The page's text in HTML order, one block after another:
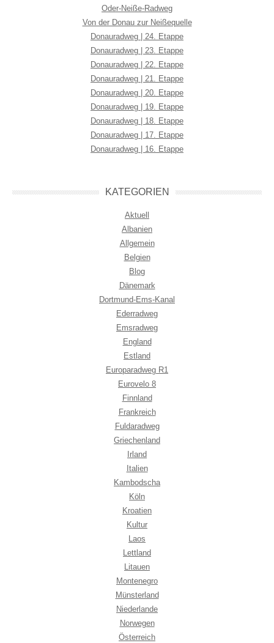
Oder-Neiße-Radweg
Von der Donau zur Neißequelle
Donauradweg | 24. Etappe
Donauradweg | 23. Etappe
Donauradweg | 22. Etappe
Donauradweg | 21. Etappe
Donauradweg | 20. Etappe
Donauradweg | 19. Etappe
Donauradweg | 18. Etappe
Donauradweg | 17. Etappe
Donauradweg | 16. Etappe
KATEGORIEN
Aktuell
Albanien
Allgemein
Belgien
Blog
Dänemark
Dortmund-Ems-Kanal
Ederradweg
Emsradweg
England
Estland
Europaradweg R1
Eurovelo 8
Finnland
Frankreich
Fuldaradweg
Griechenland
Irland
Italien
Kambodscha
Köln
Kroatien
Kultur
Laos
Lettland
Litauen
Montenegro
Münsterland
Niederlande
Norwegen
Österreich